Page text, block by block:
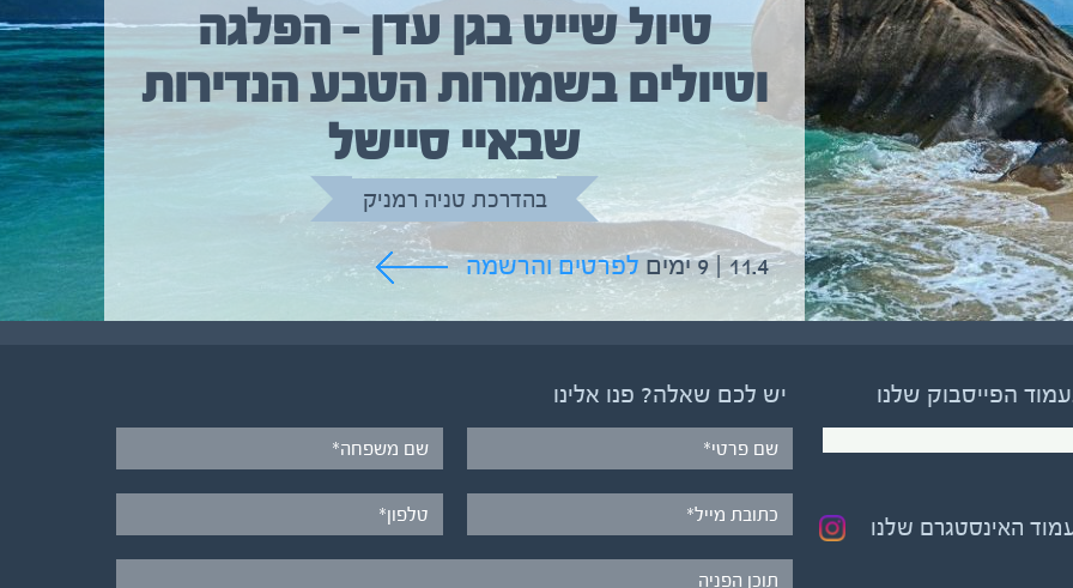
טיול שייט בגן עדן – הפלגה
וטיולים בשמורות הטבע הנדירות
שבאיי סיישל
בהדרכת טניה רמניק
11.4 | 9 ימים לפרטים והרשמה
טיול שייט מקיף איסלנד
בהדרכת גיל יניב
5.6 | 12 ימים לפרטים והרשמה
הפייסבוק שלנו
האינסטגרם שלנו
יש לכם שאלה? פנו אלינו